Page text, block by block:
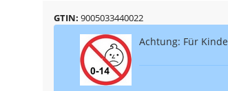
GTIN 9005033440022
Achtung: Für